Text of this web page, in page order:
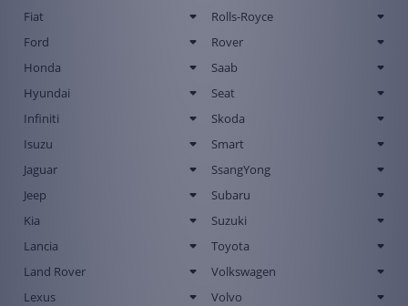
Fiat
Ford
Honda
Hyundai
Infiniti
Isuzu
Jaguar
Jeep
Kia
Lancia
Land Rover
Lexus
Rolls-Royce
Rover
Saab
Seat
Skoda
Smart
SsangYong
Subaru
Suzuki
Toyota
Volkswagen
Volvo